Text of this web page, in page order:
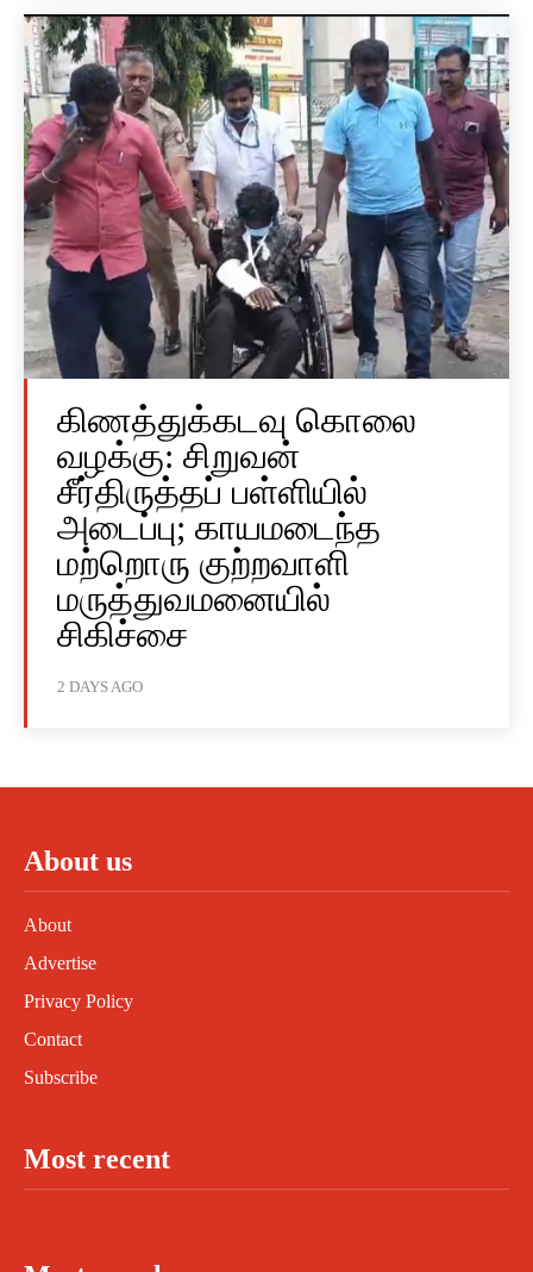
கிணத்துக்கடவு கொலை
வழக்கு: சிறுவன்
சீர்திருத்தப் பள்ளியில்
அடைப்பு; காயமடைந்த
மற்றொரு குற்றவாளி
மருத்துவமனையில்
சிகிச்சை
2 DAYS AGO
About us
About
Advertise
Privacy Policy
Contact
Subscribe
Most recent